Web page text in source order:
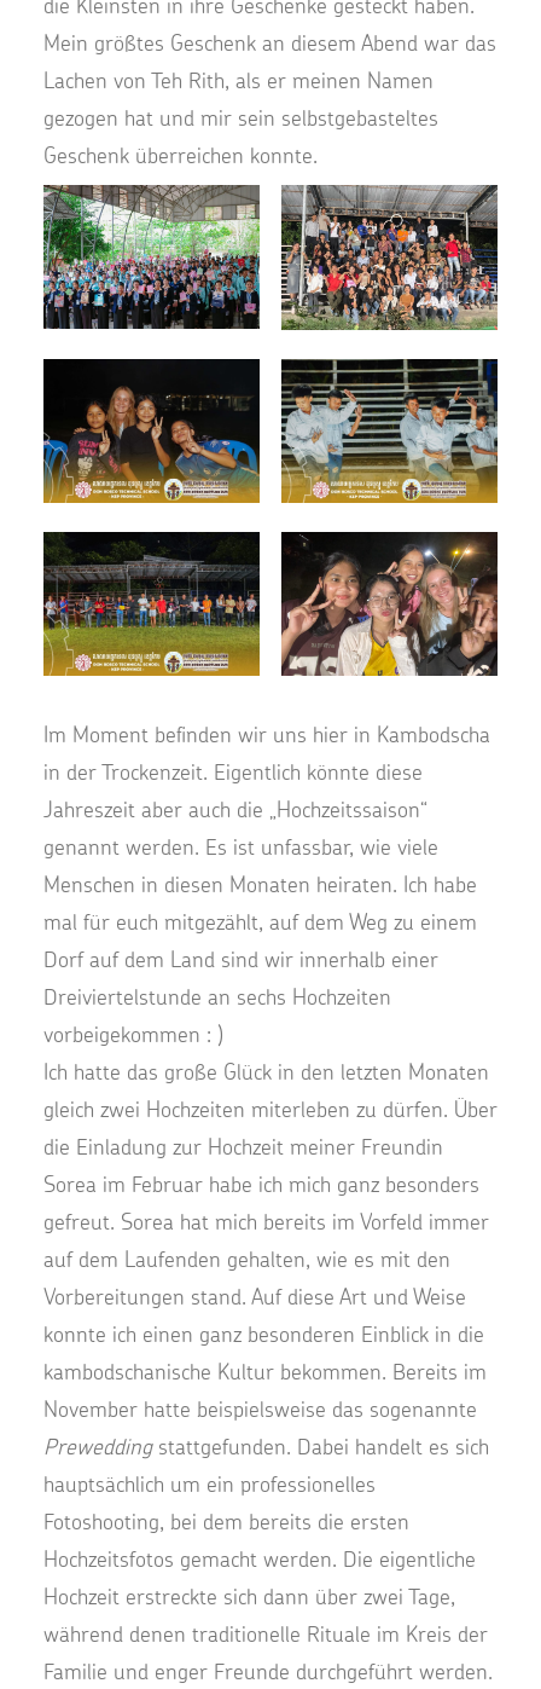
Mein größtes Geschenk an diesem Abend war das
Lachen von Teh Rith, als er meinen Namen
gezogen hat und mir sein selbstgebasteltes
Geschenk überreichen konnte.
Im Moment befinden wir uns hier in Kambodscha
in der Trockenzeit. Eigentlich könnte diese
Jahreszeit aber auch die „Hochzeitssaison“
genannt werden. Es ist unfassbar, wie viele
Menschen in diesen Monaten heiraten. Ich habe
mal für euch mitgezählt, auf dem Weg zu einem
Dorf auf dem Land sind wir innerhalb einer
Dreiviertelstunde an sechs Hochzeiten
vorbeigekommen : )
Ich hatte das große Glück in den letzten Monaten
gleich zwei Hochzeiten miterleben zu dürfen. Über
die Einladung zur Hochzeit meiner Freundin
Sorea im Februar habe ich mich ganz besonders
gefreut. Sorea hat mich bereits im Vorfeld immer
auf dem Laufenden gehalten, wie es mit den
Vorbereitungen stand. Auf diese Art und Weise
konnte ich einen ganz besonderen Einblick in die
kambodschanische Kultur bekommen. Bereits im
November hatte beispielsweise das sogenannte
Prewedding stattgefunden. Dabei handelt es sich
hauptsächlich um ein professionelles
Fotoshooting, bei dem bereits die ersten
Hochzeitsfotos gemacht werden. Die eigentliche
Hochzeit erstreckte sich dann über zwei Tage,
während denen traditionelle Rituale im Kreis der
Familie und enger Freunde durchgeführt werden.